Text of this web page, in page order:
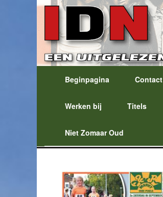
Beginpagina Contact
Werken bij Titels
Niet Zomaar Oud